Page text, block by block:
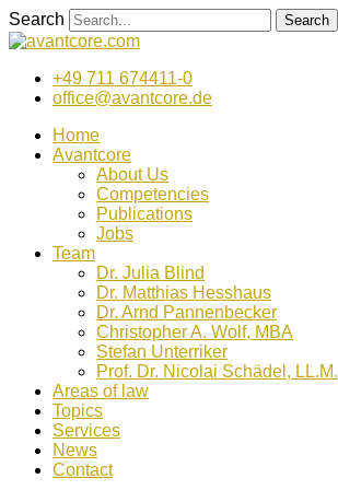
Zum
Inhalt
Search Search
+49 711 674411-0
office@avantcore.de
Home
Avantcore
About Us
Competencies
Publications
Jobs
Team
Dr. Julia Blind
Dr. Matthias Hesshaus
Dr. Arnd Pannenbecker
Christopher A. Wolf, MBA
Stefan Unterriker
Prof. Dr. Nicolai Schädel, LL.M.
Areas of law
Topics
Services
News
Contact